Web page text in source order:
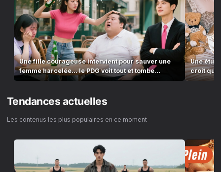
Une fille courageuse intervient pour sauver une
femme harcelée… le PDG voit tout et tombe
amoureux !
Une
croit que
Tendances actuelles
Les contenus les plus populaires en ce moment